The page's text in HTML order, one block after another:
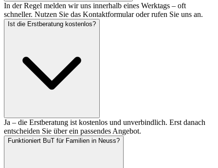
In der Regel melden wir uns innerhalb eines Werktags – oft
schneller. Nutzen Sie das Kontaktformular oder rufen Sie uns an.
Ist die Erstberatung kostenlos?
Ja – die Erstberatung ist kostenlos und unverbindlich. Erst danach
entscheiden Sie über ein passendes Angebot.
Funktioniert BuT für Familien in Neuss?